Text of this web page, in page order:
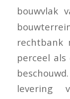
bouwvlak
rechtbank
perceel
levering